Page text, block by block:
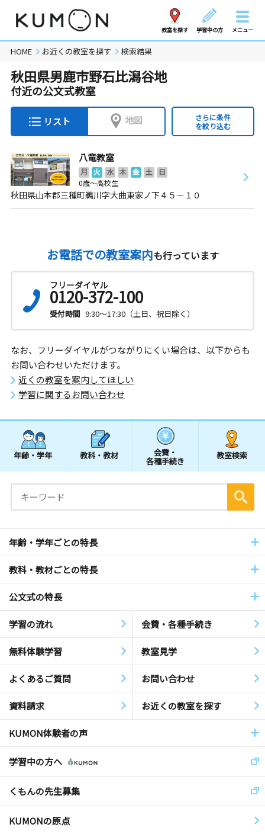
教室を探す 学習中の方 メニュー
HOME お近くの教室を探す 検索結果
秋田県男鹿市野石比潟谷地
付近の公文式教室
リスト 地図
さらに条件
を絞り込む
八竜教室
月 火 水 木 金 土
日
0歳～高校生
秋田県山本郡三種町鵜川字大曲東家ノ下４５－１０
お電話での教室案内も行っています
フリーダイヤル
0120-372-100
受付時間 9:30～17:30（土日、祝日除く）
なお、フリーダイヤルがつながりにくい場合は、以下からも
お問い合わせいただけます。
近くの教室を案内してほしい
学習に関するお問い合わせ
年齢・学年 教科・教材 会費・
各種手続き
教室検索
年齢・学年ごとの特長
教科・教材ごとの特長
公文式の特長
学習の流れ 会費・各種手続き
無料体験学習 教室見学
よくあるご質問 お問い合わせ
資料請求 お近くの教室を探す
KUMON体験者の声
学習中の方へ
くもんの先生募集
KUMONの原点